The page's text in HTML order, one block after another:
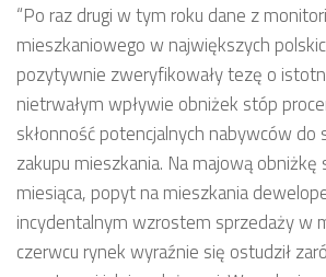
“Po raz drugi w tym roku dane z
mieszkaniowego w największych
pozytywnie zweryfikowały tezę o
nietrwałym wpływie obniżek stóp
skłonność potencjalnych nabywców do
zakupu mieszkania. Na majową
miesiąca, popyt na mieszkania
incydentalnym wzrostem sprzedaży w
czerwcu rynek wyraźnie się ostudził